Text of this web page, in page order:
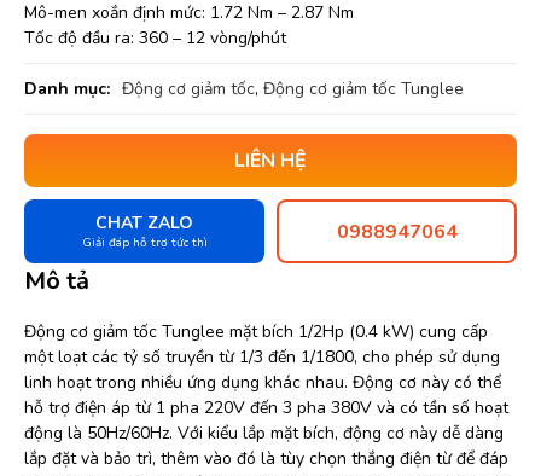
Mô-men xoắn định mức: 1.72 Nm – 2.87 Nm
Tốc độ đầu ra: 360 – 12 vòng/phút
Danh mục: Động cơ giảm tốc, Động cơ giảm tốc Tunglee
LIÊN HỆ
CHAT ZALO
Giải đáp hỗ trợ tức thì 0988947064
Mô tả
Động cơ giảm tốc Tunglee mặt bích 1/2Hp (0.4 kW) cung cấp
một loạt các tỷ số truyền từ 1/3 đến 1/1800, cho phép sử dụng
linh hoạt trong nhiều ứng dụng khác nhau. Động cơ này có thể
hỗ trợ điện áp từ 1 pha 220V đến 3 pha 380V và có tần số hoạt
động là 50Hz/60Hz. Với kiểu lắp mặt bích, động cơ này dễ dàng
lắp đặt và bảo trì, thêm vào đó là tùy chọn thắng điện từ để đáp